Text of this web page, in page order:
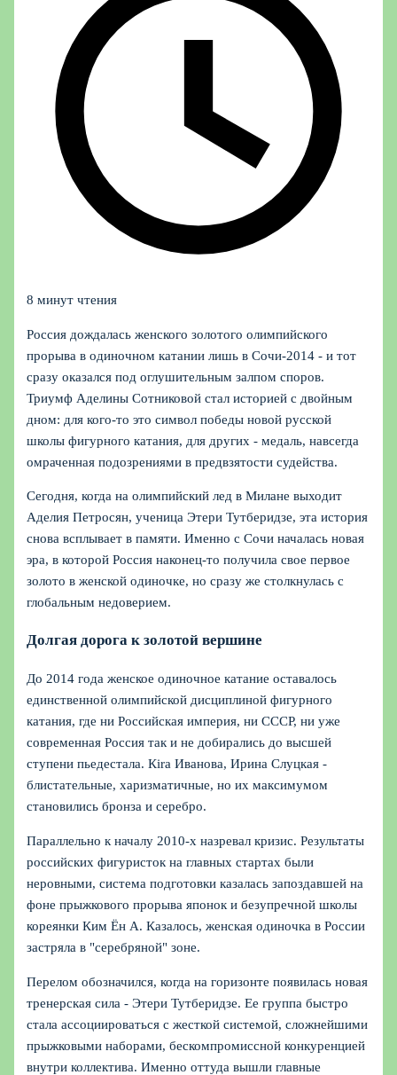
8 минут чтения
Россия дождалась женского золотого олимпийского
прорыва в одиночном катании лишь в Сочи‑2014 - и тот
сразу оказался под оглушительным залпом споров.
Триумф Аделины Сотниковой стал историей с двойным
дном: для кого‑то это символ победы новой русской
школы фигурного катания, для других - медаль, навсегда
омраченная подозрениями в предвзятости судейства.
Сегодня, когда на олимпийский лед в Милане выходит
Аделия Петросян, ученица Этери Тутберидзе, эта история
снова всплывает в памяти. Именно с Сочи началась новая
эра, в которой Россия наконец‑то получила свое первое
золото в женской одиночке, но сразу же столкнулась с
глобальным недоверием.
Долгая дорога к золотой вершине
До 2014 года женское одиночное катание оставалось
единственной олимпийской дисциплиной фигурного
катания, где ни Российская империя, ни СССР, ни уже
современная Россия так и не добирались до высшей
ступени пьедестала. Кira Иванова, Ирина Слуцкая -
блистательные, харизматичные, но их максимумом
становились бронза и серебро.
Параллельно к началу 2010‑х назревал кризис. Результаты
российских фигуристок на главных стартах были
неровными, система подготовки казалась запоздавшей на
фоне прыжкового прорыва японок и безупречной школы
кореянки Ким Ён А. Казалось, женская одиночка в России
застряла в "серебряной" зоне.
Перелом обозначился, когда на горизонте появилась новая
тренерская сила - Этери Тутберидзе. Ее группа быстро
стала ассоциироваться с жесткой системой, сложнейшими
прыжковыми наборами, бескомпромиссной конкуренцией
внутри коллектива. Именно оттуда вышли главные